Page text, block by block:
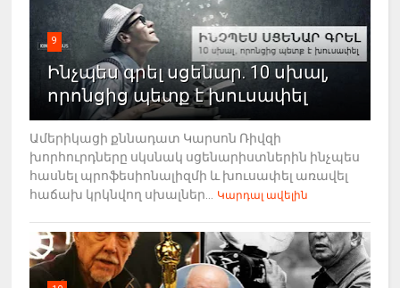
9
Ինչպես գրել սցենար. 10 սխալ,
որոնցից պետք է խուսափել
Ամերիկացի քննադատ Կարսոն Ռիվզի
խորհուրդները սկսնակ սցենարիստներին ինչպես
հասնել պրոֆեսիոնալիզմի և խուսափել առավել
հաճախ կրկնվող սխալներ...
Կարդալ ավելին